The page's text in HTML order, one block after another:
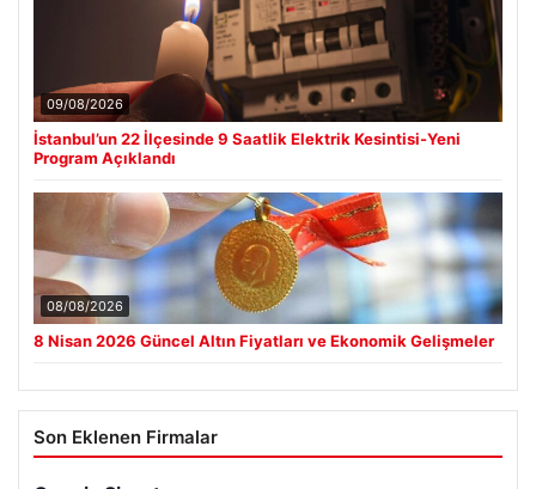
09/08/2026
İstanbul’un 22 İlçesinde 9 Saatlik Elektrik Kesintisi-Yeni
Program Açıklandı
08/08/2026
8 Nisan 2026 Güncel Altın Fiyatları ve Ekonomik Gelişmeler
Son Eklenen Firmalar